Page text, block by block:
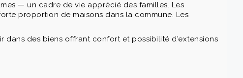
— un cadre de vie apprécié des familles. Les
proportion de maisons dans la commune. Les
dans des biens offrant confort et possibilité d'extensions